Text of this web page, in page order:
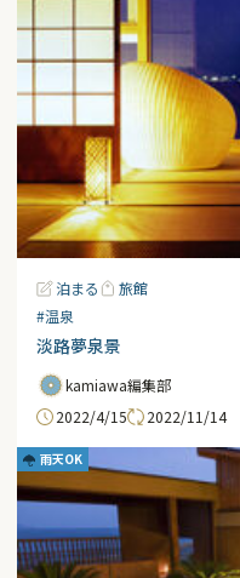
泊まる
旅館
#温泉
淡路夢泉景
kamiawa編集部
2022/4/15
2022/11/14
雨天OK